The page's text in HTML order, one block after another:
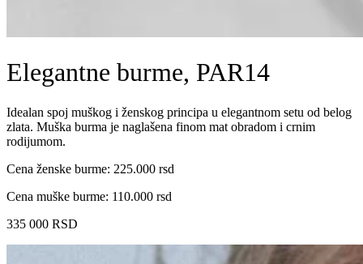
Elegantne burme, PAR14
Idealan spoj muškog i ženskog principa u elegantnom setu od belog
zlata. Muška burma je naglašena finom mat obradom i crnim
rodijumom.
Cena ženske burme: 225.000 rsd
Cena muške burme: 110.000 rsd
335 000 RSD